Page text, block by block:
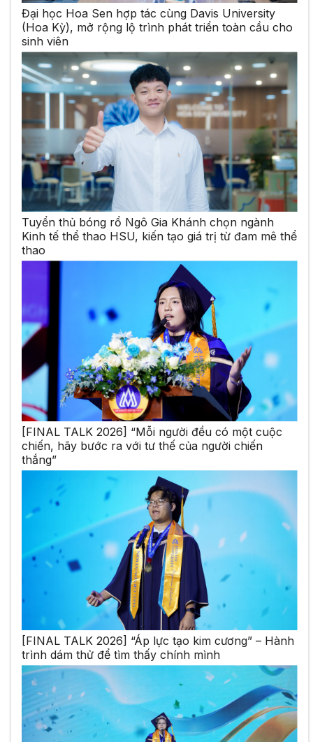
Đại học Hoa Sen hợp tác cùng Davis University
(Hoa Kỳ), mở rộng lộ trình phát triển toàn cầu cho
sinh viên
Tuyển thủ bóng rổ Ngô Gia Khánh chọn ngành
Kinh tế thể thao HSU, kiến tạo giá trị từ đam mê thể
thao
[FINAL TALK 2026] “Mỗi người đều có một cuộc
chiến, hãy bước ra với tư thế của người chiến
thắng”
[FINAL TALK 2026] “Áp lực tạo kim cương” – Hành
trình dám thử để tìm thấy chính mình